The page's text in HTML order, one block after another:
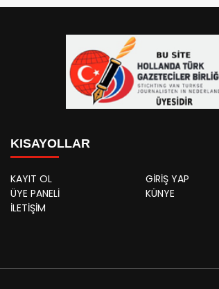
KISAYOLLAR
KAYIT OL
GİRİŞ YAP
ÜYE PANELİ
KÜNYE
İLETİŞİM